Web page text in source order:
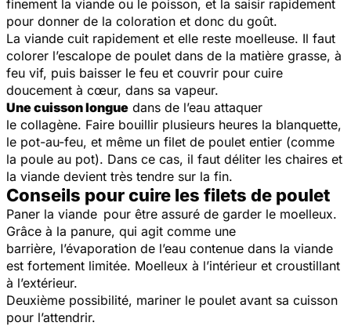
finement la viande ou le poisson, et la saisir rapidement
pour donner de la coloration et donc du goût.
La viande cuit rapidement et elle reste moelleuse. Il faut
colorer l’escalope de poulet dans de la matière grasse, à
feu vif, puis baisser le feu et couvrir pour cuire
doucement à cœur, dans sa vapeur.
Une cuisson longue dans de l’eau attaquer
le collagène. Faire bouillir plusieurs heures la blanquette,
le pot-au-feu, et même un filet de poulet entier (comme
la poule au pot). Dans ce cas, il faut déliter les chaires et
la viande devient très tendre sur la fin.
Conseils pour cuire les filets de poulet
Paner la viande pour être assuré de garder le moelleux.
Grâce à la panure, qui agit comme une
barrière, l’évaporation de l’eau contenue dans la viande
est fortement limitée. Moelleux à l’intérieur et croustillant
à l’extérieur.
Deuxième possibilité, mariner le poulet avant sa cuisson
pour l’attendrir.